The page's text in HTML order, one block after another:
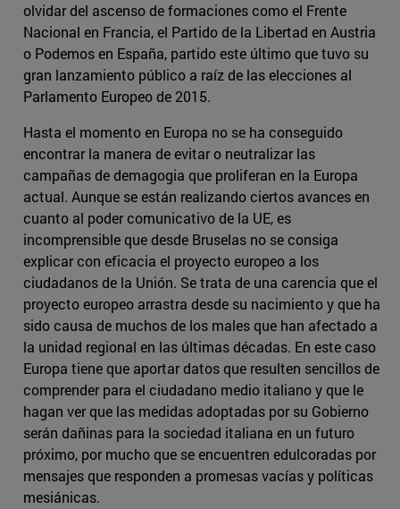
olvidar del ascenso de formaciones como el Frente
Nacional en Francia, el Partido de la Libertad en Austria
o Podemos en España, partido este último que tuvo su
gran lanzamiento público a raíz de las elecciones al
Parlamento Europeo de 2015.
Hasta el momento en Europa no se ha conseguido
encontrar la manera de evitar o neutralizar las
campañas de demagogia que proliferan en la Europa
actual. Aunque se están realizando ciertos avances en
cuanto al poder comunicativo de la UE, es
incomprensible que desde Bruselas no se consiga
explicar con eficacia el proyecto europeo a los
ciudadanos de la Unión. Se trata de una carencia que el
proyecto europeo arrastra desde su nacimiento y que ha
sido causa de muchos de los males que han afectado a
la unidad regional en las últimas décadas. En este caso
Europa tiene que aportar datos que resulten sencillos de
comprender para el ciudadano medio italiano y que le
hagan ver que las medidas adoptadas por su Gobierno
serán dañinas para la sociedad italiana en un futuro
próximo, por mucho que se encuentren edulcoradas por
mensajes que responden a promesas vacías y políticas
mesiánicas.